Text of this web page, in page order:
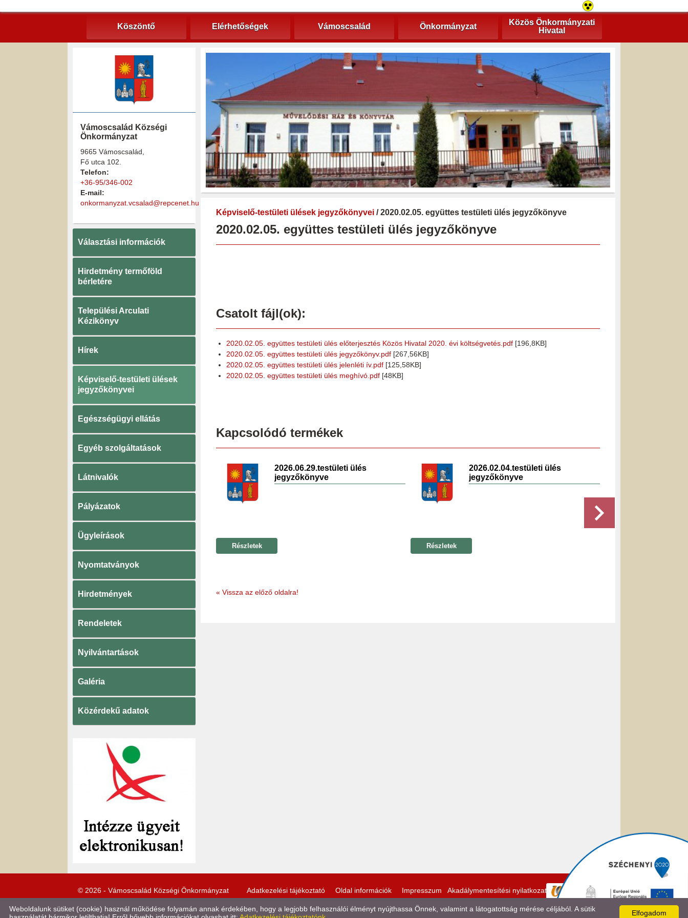
Köszöntő Elérhetőségek Vámoscsalád Önkormányzat
Közös Önkormányzati
Hivatal
Vámoscsalád Községi
Önkormányzat
9665 Vámoscsalád,
Fő utca 102.
Telefon:
+36-95/346-002
E-mail:
onkormanyzat.vcsalad@repcenet.hu
Választási információk
Hirdetmény termőföld
bérletére
Települési Arculati
Kézikönyv
Hírek
Képviselő-testületi ülések
jegyzőkönyvei
Egészségügyi ellátás
Egyéb szolgáltatások
Látnivalók
Pályázatok
Ügyleírások
Nyomtatványok
Hirdetmények
Rendeletek
Nyilvántartások
Galéria
Közérdekű adatok
Képviselő-testületi ülések jegyzőkönyvei / 2020.02.05. együttes testületi ülés jegyzőkönyve
2020.02.05. együttes testületi ülés jegyzőkönyve
Csatolt fájl(ok):
2020.02.05. együttes testületi ülés előterjesztés Közös Hivatal 2020. évi költségvetés.pdf [196,8KB]
2020.02.05. együttes testületi ülés jegyzőkönyv.pdf [267,56KB]
2020.02.05. együttes testületi ülés jelenléti ív.pdf [125,58KB]
2020.02.05. együttes testületi ülés meghívó.pdf [48KB]
Kapcsolódó termékek
2026.06.29.testületi ülés
jegyzőkönyve
Részletek
2026.02.04.testületi ülés
jegyzőkönyve
Részletek
« Vissza az előző oldalra!
© 2026 - Vámoscsalád Községi Önkormányzat Adatkezelési tájékoztató Oldal információk Impresszum Akadálymentesítési nyilatkozat
Elfogadom
Weboldalunk sütiket (cookie) használ működése folyamán annak érdekében, hogy a legjobb felhasználói élményt nyújthassa Önnek, valamint a látogatottság mérése céljából. A sütik